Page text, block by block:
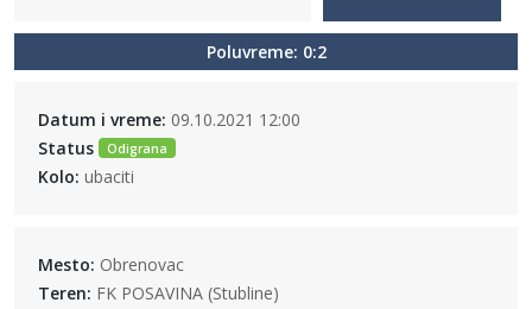
Poluvreme: 0:2
Datum i vreme: 09.10.2021 12:00
Status
Odigrana
Kolo: ubaciti
Mesto: Obrenovac
Teren: FK POSAVINA (Stubline)